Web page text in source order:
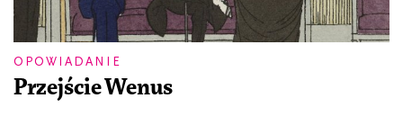
OPOWIADANIE
Przejście Wenus